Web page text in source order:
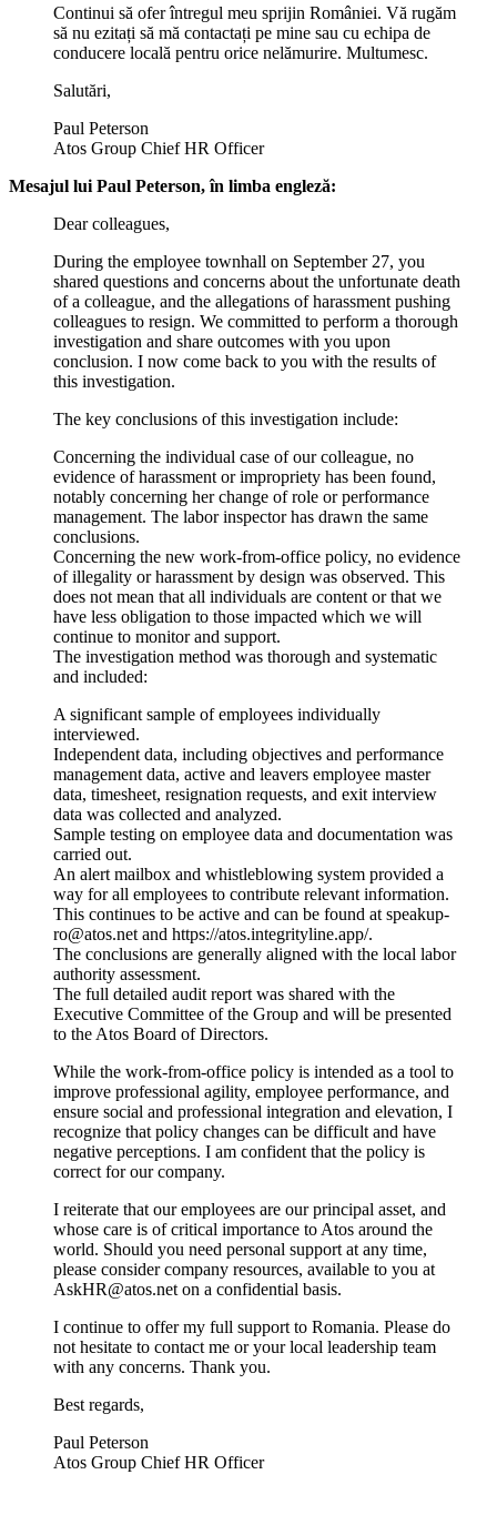
Continui să ofer întregul meu sprijin României. Vă rugăm
să nu ezitați să mă contactați pe mine sau cu echipa de
conducere locală pentru orice nelămurire. Multumesc.
Salutări,
Paul Peterson
Atos Group Chief HR Officer
Mesajul lui Paul Peterson, în limba engleză:
Dear colleagues,
During the employee townhall on September 27, you
shared questions and concerns about the unfortunate death
of a colleague, and the allegations of harassment pushing
colleagues to resign. We committed to perform a thorough
investigation and share outcomes with you upon
conclusion. I now come back to you with the results of
this investigation.
The key conclusions of this investigation include:
Concerning the individual case of our colleague, no
evidence of harassment or impropriety has been found,
notably concerning her change of role or performance
management. The labor inspector has drawn the same
conclusions.
Concerning the new work-from-office policy, no evidence
of illegality or harassment by design was observed. This
does not mean that all individuals are content or that we
have less obligation to those impacted which we will
continue to monitor and support.
The investigation method was thorough and systematic
and included:
A significant sample of employees individually
interviewed.
Independent data, including objectives and performance
management data, active and leavers employee master
data, timesheet, resignation requests, and exit interview
data was collected and analyzed.
Sample testing on employee data and documentation was
carried out.
An alert mailbox and whistleblowing system provided a
way for all employees to contribute relevant information.
This continues to be active and can be found at speakup-
ro@atos.net and https://atos.integrityline.app/.
The conclusions are generally aligned with the local labor
authority assessment.
The full detailed audit report was shared with the
Executive Committee of the Group and will be presented
to the Atos Board of Directors.
While the work-from-office policy is intended as a tool to
improve professional agility, employee performance, and
ensure social and professional integration and elevation, I
recognize that policy changes can be difficult and have
negative perceptions. I am confident that the policy is
correct for our company.
I reiterate that our employees are our principal asset, and
whose care is of critical importance to Atos around the
world. Should you need personal support at any time,
please consider company resources, available to you at
AskHR@atos.net on a confidential basis.
I continue to offer my full support to Romania. Please do
not hesitate to contact me or your local leadership team
with any concerns. Thank you.
Best regards,
Paul Peterson
Atos Group Chief HR Officer